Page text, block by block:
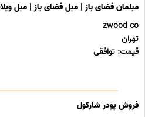
مبلمان فضای باز | مبل فضای باز | مبل
zwood co
تهران
قیمت: توافقی
فروش پودر شارکول